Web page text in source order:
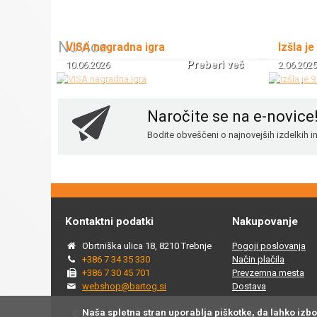
Novice
VISA nagradna igra
10.06.2026 Preberi več
Izšla
2.06.2025
Naročite se na e-novice!
Bodite obveščeni o najnovejših izdelkih
Kontaktni podatki
Obrtniška ulica 18, 8210 Trebnje
+386 7 34 35 330
+386 7 30 45 701
webshop@bartog.si
Nakupovanje
Pogoji poslovanja
Način plačila
Prevzemna mesta
Dostava
© 2015 - 2025 Spletna trgovina Bartog, v spletni trgovini
Naša spletna stran uporablja piškotke, da lahko